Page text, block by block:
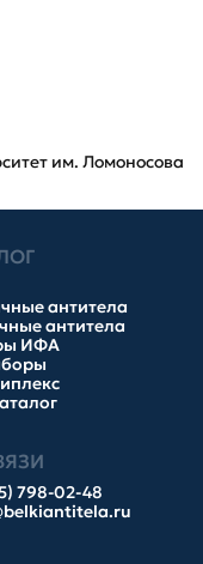
им. Ломоносова
антитела
антитела
ИФА
798-02-48